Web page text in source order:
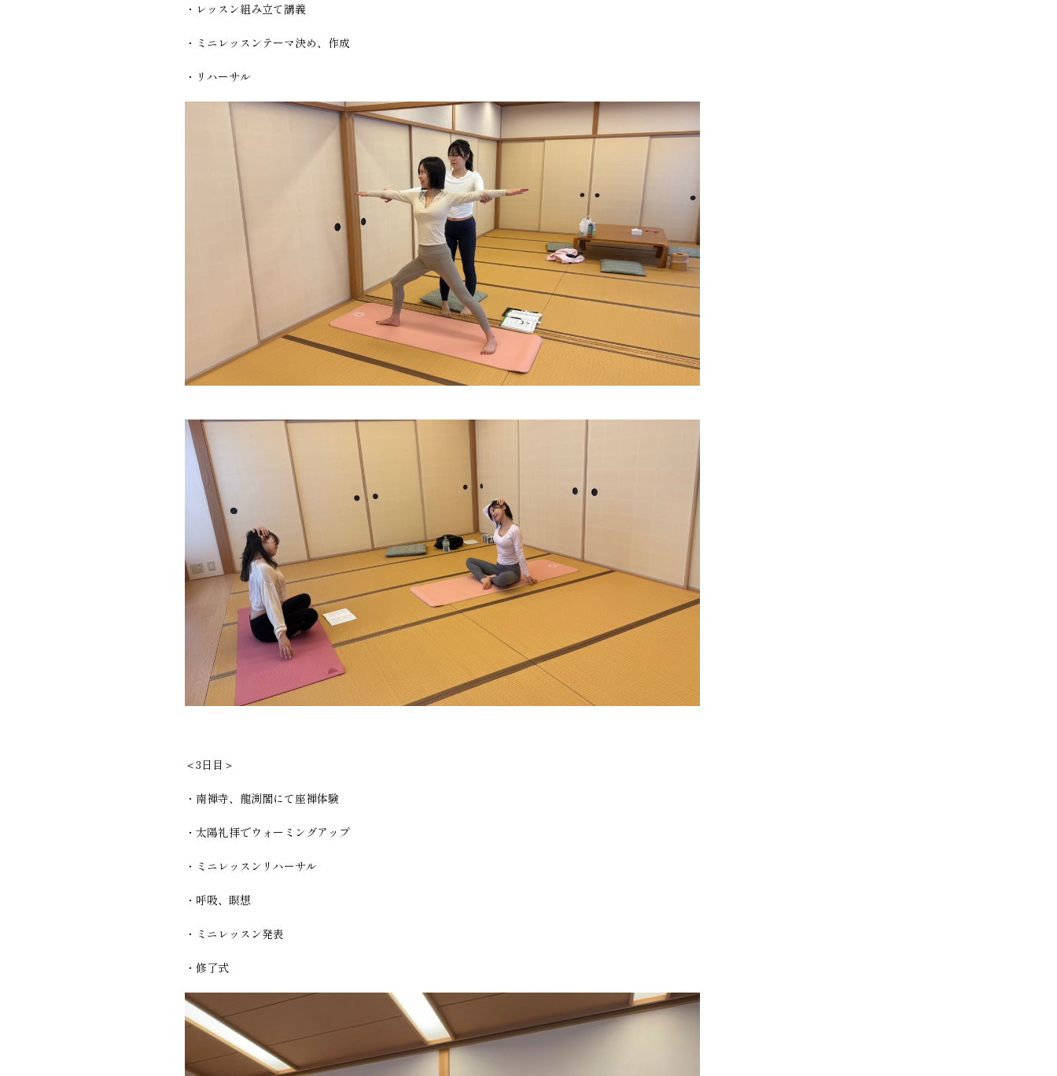
・レッスン組み立て講義
・ミニレッスンテーマ決め、作成
・リハーサル
＜3日目＞
・南禅寺、龍渕閣にて座禅体験
・太陽礼拝でウォーミングアップ
・ミニレッスンリハーサル
・呼吸、瞑想
・ミニレッスン発表
・修了式